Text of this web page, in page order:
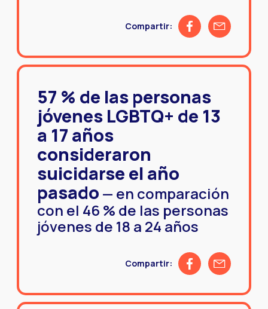
Compartir: Share on Facebook
Share by
57 % de las personas
jóvenes LGBTQ+ de 13
a 17 años
consideraron
suicidarse el año
pasado — en comparación
con el 46 % de las personas
jóvenes de 18 a 24 años
Compartir: Share on Facebook
Share by